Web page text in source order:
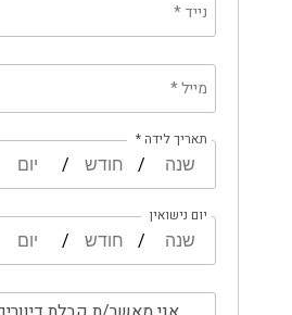
נייד*
מייל*
/ /
תאריך לידה *
/ /
יום נישואין